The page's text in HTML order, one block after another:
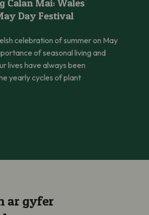
Calan Mai: Wales'
Day Festival
celebration of summer on May
of seasonal living and
lives have always been
yearly cycles of plant
ar gyfer